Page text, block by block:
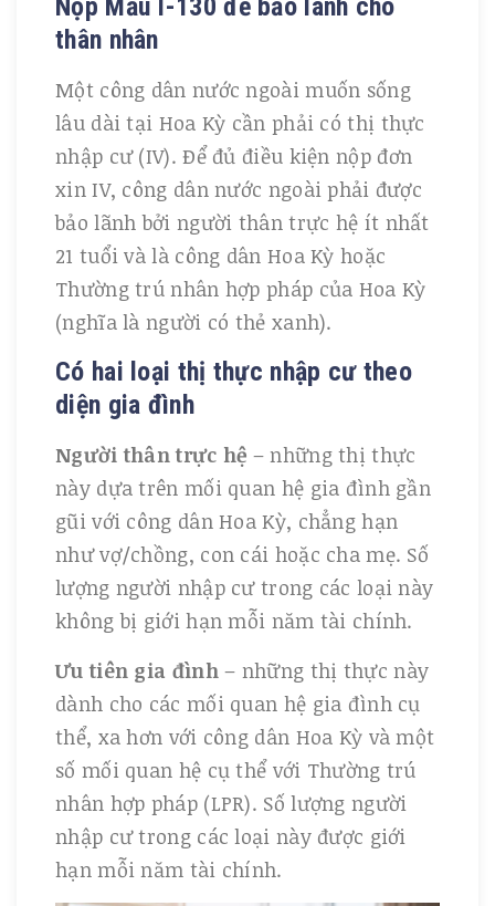
Nộp Mẫu I-130 để bảo lãnh cho
thân nhân
Một công dân nước ngoài muốn sống
lâu dài tại Hoa Kỳ cần phải có thị thực
nhập cư (IV). Để đủ điều kiện nộp đơn
xin IV, công dân nước ngoài phải được
bảo lãnh bởi người thân trực hệ ít nhất
21 tuổi và là công dân Hoa Kỳ hoặc
Thường trú nhân hợp pháp của Hoa Kỳ
(nghĩa là người có thẻ xanh).
Có hai loại thị thực nhập cư theo
diện gia đình
Người thân trực hệ – những thị thực
này dựa trên mối quan hệ gia đình gần
gũi với công dân Hoa Kỳ, chẳng hạn
như vợ/chồng, con cái hoặc cha mẹ. Số
lượng người nhập cư trong các loại này
không bị giới hạn mỗi năm tài chính.
Ưu tiên gia đình– những thị thực này
dành cho các mối quan hệ gia đình cụ
thể, xa hơn với công dân Hoa Kỳ và một
số mối quan hệ cụ thể với Thường trú
nhân hợp pháp (LPR). Số lượng người
nhập cư trong các loại này được giới
hạn mỗi năm tài chính.